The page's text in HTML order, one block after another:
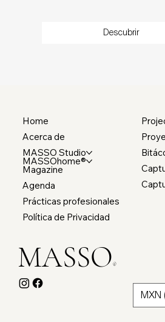
Descubrir
Home
Acerca de
MASSO Studio
MASSOhome®
Magazine
Agenda
Prácticas profesionales
Política de Privacidad
MASSO ®
MXN